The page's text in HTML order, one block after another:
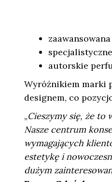
autorskie
Wyróżnikiem marki
designem, co
„Cieszymy się, że to
Nasze centrum
wymagających
estetykę i
dużym